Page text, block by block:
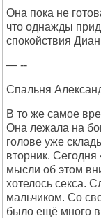
Она пока не
что однажды
спокойствия
— --
Спальня
В то же самое
Она лежала на
голове уже
вторник.
мысли об этом
хотелось секса.
мальчиком. Со
было ещё много